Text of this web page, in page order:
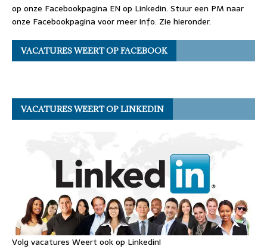
op onze Facebookpagina EN op Linkedin. Stuur een PM naar
onze Facebookpagina voor meer info. Zie hieronder.
VACATURES WEERT OP FACEBOOK
VACATURES WEERT OP LINKEDIN
Volg vacatures Weert ook op Linkedin!